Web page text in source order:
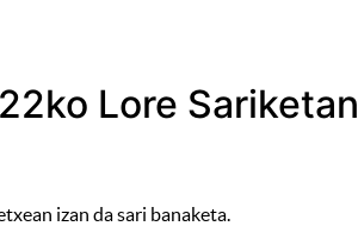
Lore Sariketan
izan da sari banaketa.